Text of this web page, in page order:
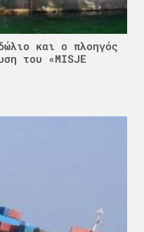
και ο πλοηγός
του «MISJE